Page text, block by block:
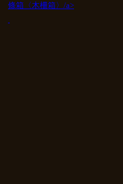
條箱〈木柵箱〉/a>